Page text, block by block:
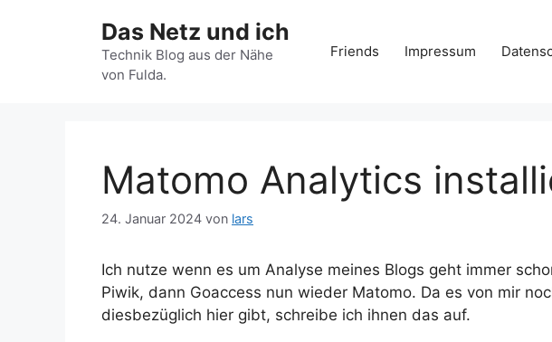
Das Netz und ich
Technik Blog aus der Nähe
von Fulda.
Friends Impressum
Matomo Analytics
24. Januar 2024 von lars
Ich nutze wenn es um Analyse meines Blogs geht immer
Piwik, dann Goaccess nun wieder Matomo. Da es von mir
diesbezüglich hier gibt, schreibe ich ihnen das auf.